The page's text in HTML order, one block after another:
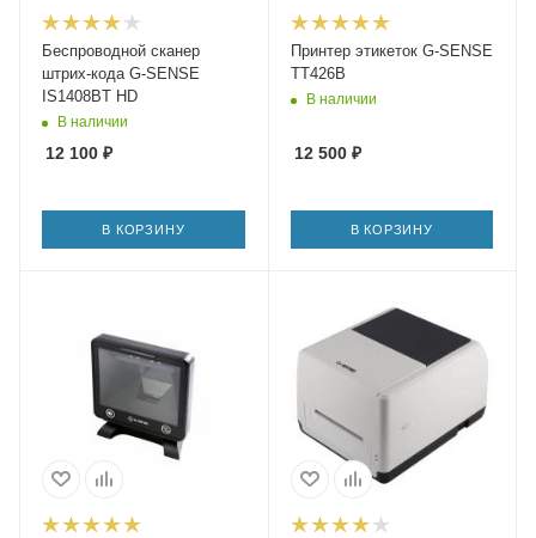
Беспроводной сканер
штрих-кода G-SENSE
IS1408BT HD
В наличии
12 100 ₽
В КОРЗИНУ
Принтер этикеток G-SENSE
TT426B
В наличии
12 500₽
В КОРЗИНУ